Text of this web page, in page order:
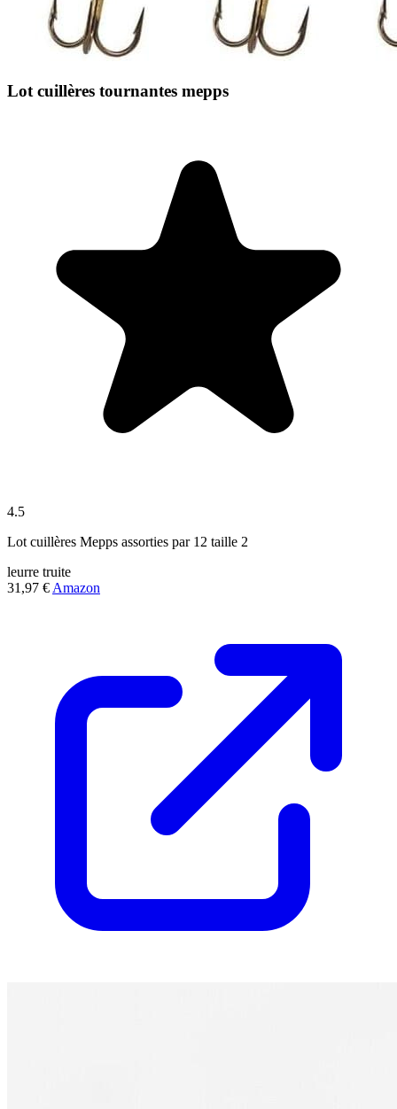
Lot cuillères tournantes mepps
4.5
Lot cuillères Mepps assorties par 12 taille 2
leurre truite
31,97 € Amazon